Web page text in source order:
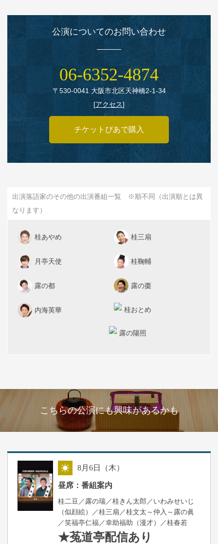
公演についてのお問い合わせ
06‑6352‑4874
〒530‑0041 大阪市北区天神橋2‑1‑34
[アクセス]
チケットぴあで購入
出演落語家のその他の出演番組一覧 ※順不同（出演順とは異
なります）
桂あやめ 桂三扇
月亭天使 桂鞠輔
露の都 露の棗
内海英華 桂おとめ
露の陽照
こちらの公演にも興味があるかも
8月6日（木）
昼席：番組案内
桂二豆／露の瑞／桂きん太郎／いわみせいじ
（似顔絵）／桂三扇／桂文太～仲入～露の眞
／笑福亭仁福／幸助福助（漫才）／桂春若
★菟道亭配信あり